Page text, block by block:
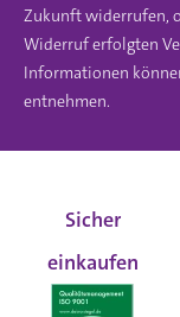
Zukunft widerrufen,
Widerruf erfolgten
Informationen
entnehmen.
Sicher
einkaufen